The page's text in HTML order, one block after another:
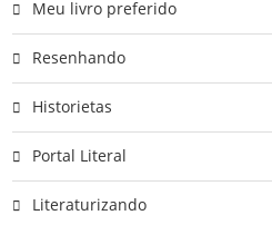
Meu livro preferido
Resenhando
Historietas
Portal Literal
Literaturizando